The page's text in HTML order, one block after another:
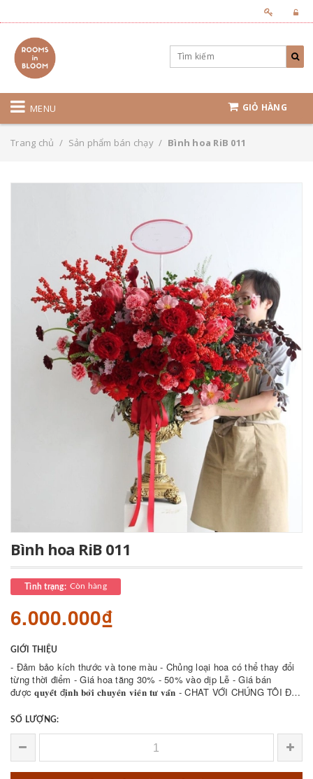
MENU GIỎ HÀNG
Trang chủ / Sản phẩm bán chạy / Bình hoa RiB 011
Bình hoa RiB 011
Tình trạng: Còn hàng
6.000.000₫
GIỚI THIỆU
- Đảm bảo kích thước và tone màu - Chủng loại hoa có thể thay đổi
từng thời điểm - Giá hoa tăng 30% - 50% vào dịp Lễ - Giá bán
được 𝐪𝐮𝐲𝐞̂́𝐭 đ𝐢̣𝐧𝐡 𝐛𝐨̛̉𝐢 𝐜𝐡𝐮𝐲𝐞̂𝐧 𝐯𝐢𝐞̂𝐧 𝐭𝐮̛ 𝐯𝐚̂́𝐧 - CHAT VỚI CHÚNG TÔI ĐỂ
SỐ LƯỢNG: